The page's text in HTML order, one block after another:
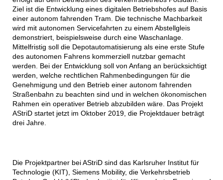
Ziel ist die Entwicklung eines digitalen Betriebshofes auf Basis
einer autonom fahrenden Tram. Die technische Machbarkeit
wird mit autonomen Servicefahrten zu einem Abstellgleis
demonstriert, beispielsweise durch eine Waschanlage.
Mittelfristig soll die Depotautomatisierung als eine erste Stufe
des autonomen Fahrens kommerziell nutzbar gemacht
werden. Bei der Entwicklung soll von Anfang an berücksichtigt
werden, welche rechtlichen Rahmenbedingungen für die
Genehmigung und den Betrieb einer autonom fahrenden
Straßenbahn zu beachten sind und in welchen ökonomischen
Rahmen ein operativer Betrieb abzubilden wäre. Das Projekt
AStriD startet jetzt im Oktober 2019, die Projektdauer beträgt
drei Jahre.
Die Projektpartner bei AStriD sind das Karlsruher Institut für
Technologie (KIT), Siemens Mobility, die Verkehrsbetrieb